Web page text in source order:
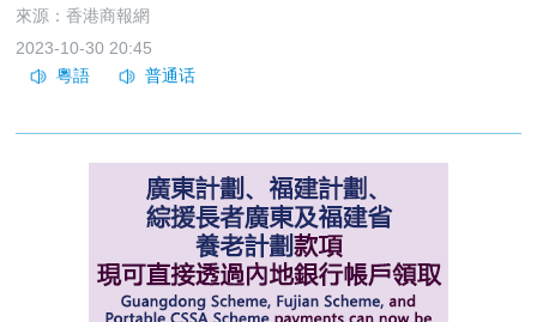
來源：香港商報網
2023-10-30 20:45